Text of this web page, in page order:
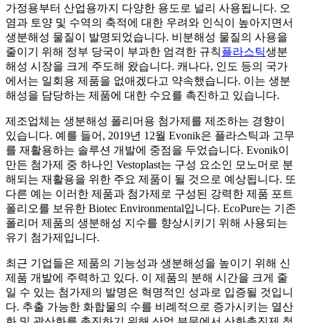
가정용부터 산업용까지 다양한 용도로 널리 사용됩니다. 오
염과 토양 및 수역의 축적에 대한 우려와 인식이 높아지면서
생분해성 물질이 발명되었습니다. 비분해성 물질의 사용을
줄이기 위해 정부 당국이 부과한 엄격한 규칙플라스틱생분
해성 시장을 크게 주도해 왔습니다. 캐나다, 인도 등의 국가
에서는 일회용 제품을 없애겠다고 약속했습니다. 이는 생분
해성을 담당하는 제품에 대한 수요를 촉진하고 있습니다.
제조업체는 생분해성 폴리머용 첨가제를 제조하는 경향이
있습니다. 예를 들어, 2019년 12월 Evonik은 플라스틱과 고무
를 재활용하는 솔루션 개발에 중점을 두었습니다. Evonik이
만든 첨가제 중 하나인 Vestoplast는 구성 요소인 모노머로 분
해되는 재활용을 위한 주요 제품이 될 것으로 예상됩니다. 또
다른 예는 이러한 제품과 첨가제로 구성된 강력한 제품 포트
폴리오를 보유한 Biotec Environmental입니다. EcoPure는 기존
폴리머 제품의 생분해성 지수를 향상시키기 위해 사용되는
유기 첨가제입니다.
최근 기업들은 제품의 기능성과 생분해성을 높이기 위해 신
제품 개발에 주력하고 있다. 이 제품의 분해 시간을 크게 줄
일 수 있는 첨가제의 발명은 혁명적인 성과로 입증될 것입니
다. 추출 가능한 화합물의 수를 비례적으로 증가시키는 열산